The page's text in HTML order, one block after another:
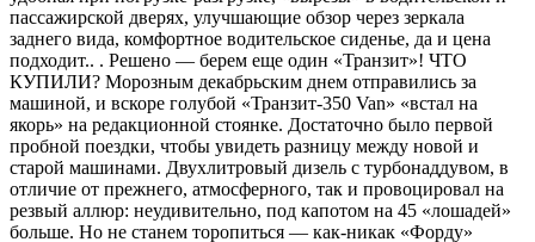
пассажирской дверях, улучшающие обзор через зеркала
заднего вида, комфортное водительское сиденье, да и цена
подходит.. . Решено — берем еще один «Транзит»! ЧТО
КУПИЛИ? Морозным декабрьским днем отправились за
машиной, и вскоре голубой «Транзит-350 Van» «встал на
якорь» на редакционной стоянке. Достаточно было первой
пробной поездки, чтобы увидеть разницу между новой и
старой машинами. Двухлитровый дизель с турбонаддувом, в
отличие от прежнего, атмосферного, так и провоцировал на
резвый аллюр: неудивительно, под капотом на 45 «лошадей»
больше. Но не станем торопиться — как-никак «Форду»